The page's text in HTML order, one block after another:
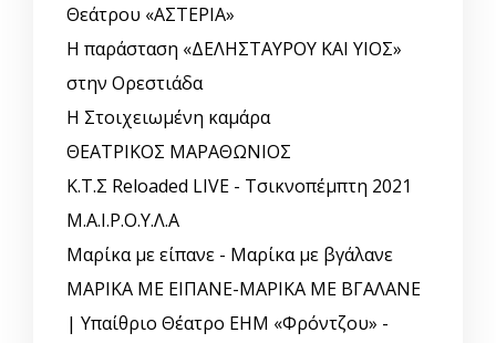
Θεάτρου «ΑΣΤΕΡΙΑ»
Η παράσταση «ΔΕΛΗΣΤΑΥΡΟΥ ΚΑΙ ΥΙΟΣ»
στην Ορεστιάδα
Η Στοιχειωμένη καμάρα
ΘΕΑΤΡΙΚΟΣ ΜΑΡΑΘΩΝΙΟΣ
Κ.Τ.Σ Reloaded LIVE - Τσικνοπέμπτη 2021
Μ.Α.Ι.Ρ.Ο.Υ.Λ.Α
Μαρίκα με είπανε - Μαρίκα με βγάλανε
ΜΑΡΙΚΑ ΜΕ ΕΙΠΑΝΕ-ΜΑΡΙΚΑ ΜΕ ΒΓΑΛΑΝΕ
| Υπαίθριο Θέατρο ΕΗΜ «Φρόντζου» -